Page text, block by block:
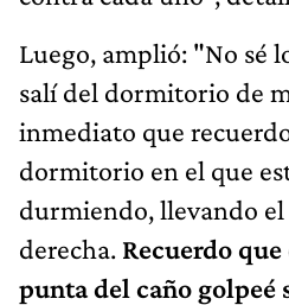
Luego, amplió: "No sé
salí del dormitorio de
inmediato que
dormitorio en el que
durmiendo, llevando
derecha. Recuerdo
punta del caño golpeé